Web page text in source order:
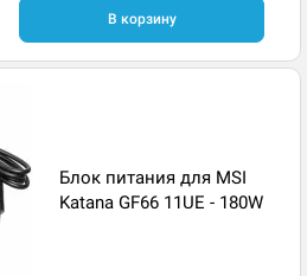
В корзину
Блок питания для MSI
Katana GF66 11UE - 180W